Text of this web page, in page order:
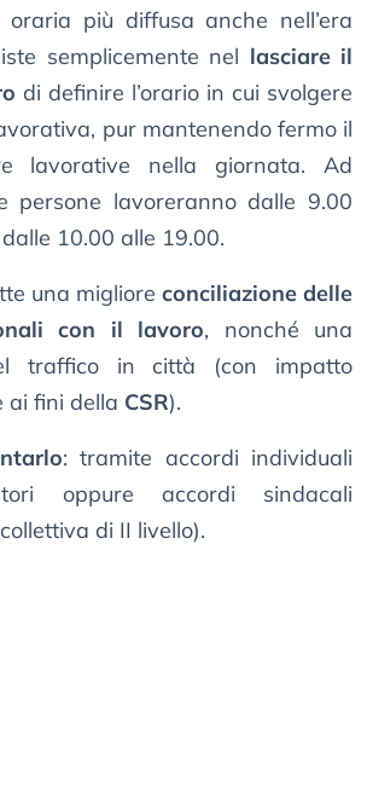
oraria più diffusa anche nell’era
semplicemente nel lasciare il
di definire l’orario in cui svolgere
pur mantenendo fermo il
lavorative nella giornata. Ad
persone lavoreranno dalle 9.00
10.00 alle 19.00.
una migliore conciliazione delle
con il lavoro, nonché una
traffico in città (con impatto
ai fini della CSR).
: tramite accordi individuali
oppure accordi sindacali
di II livello).